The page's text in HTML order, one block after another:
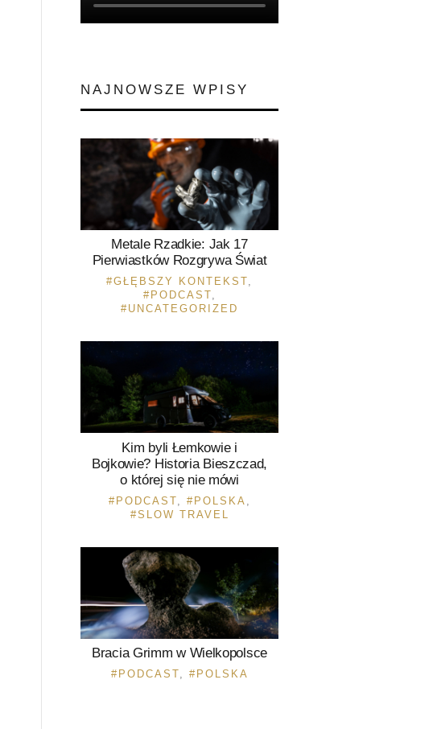
NAJNOWSZE WPISY
Metale Rzadkie: Jak 17
Pierwiastków Rozgrywa Świat
GŁĘBSZY KONTEKST,
PODCAST,
UNCATEGORIZED
Kim byli Łemkowie i
Bojkowie? Historia Bieszczad,
o której się nie mówi
PODCAST POLSKA
SLOW TRAVEL
Bracia Grimm w Wielkopolsce
PODCAST, POLSKA